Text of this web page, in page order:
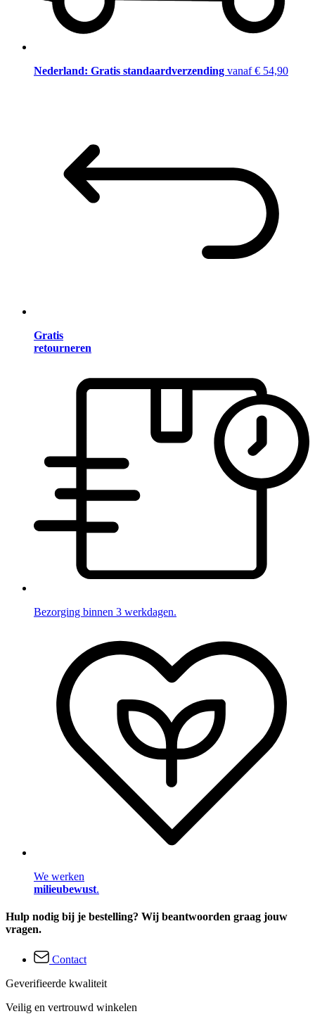
Nederland: Gratis standaardverzending vanaf € 54,90
Gratis
retourneren
Bezorging binnen 3 werkdagen.
We werken
milieubewust.
Hulp nodig bij je bestelling? Wij beantwoorden graag jouw
vragen.
Contact
Geverifieerde kwaliteit
Veilig en vertrouwd winkelen